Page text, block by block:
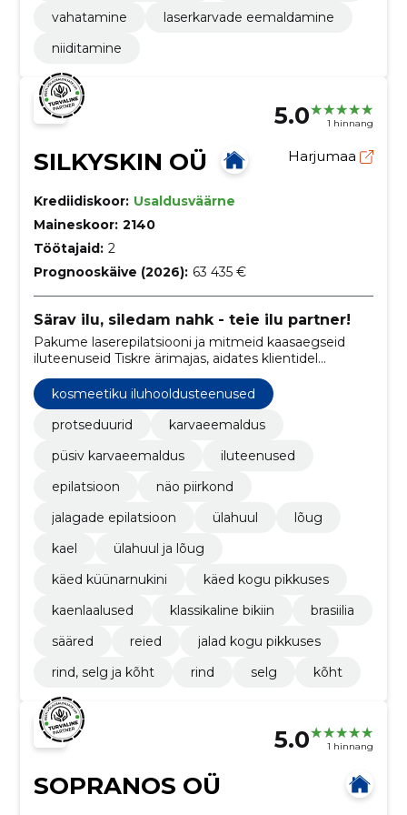
vahatamine
laserkarvade eemaldamine
niiditamine
5.0 1 hinnang
SILKYSKIN OÜ Harjumaa
Krediidiskoor: Usaldusväärne
Maineskoor: 2140
Töötajaid: 2
Prognooskäive (2026): 63 435 €
Särav ilu, siledam nahk - teie ilu partner!
Pakume laserepilatsiooni ja mitmeid kaasaegseid
iluteenuseid Tiskre ärimajas, aidates klientidel
saavutada püsivalt sileda naha ja enesekindluse.
kosmeetiku iluhooldusteenused
protseduurid
karvaeemaldus
püsiv karvaeemaldus
iluteenused
epilatsioon
näo piirkond
jalagade epilatsioon
ülahuul
lõug
kael
ülahuul ja lõug
käed küünarnukini
käed kogu pikkuses
kaenlaalused
klassikaline bikiin
brasiilia
sääred
reied
jalad kogu pikkuses
rind, selg ja kõht
rind selg kõht
5.0 1 hinnang
SOPRANOS OÜ